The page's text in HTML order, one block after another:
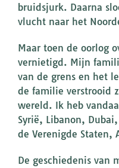
bruidsjurk. Daarna
vlucht naar het
Maar toen de oorlog
vernietigd. Mijn
van de grens en het
de familie verstrooid
wereld. Ik heb
Syrië, Libanon,
de Verenigde Staten,
De geschiedenis van